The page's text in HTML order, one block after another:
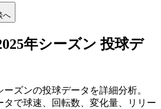
へ
年シーズン 投球デ
ーズンの投球データを詳細分析。
タで球速、回転数、変化量、リリー